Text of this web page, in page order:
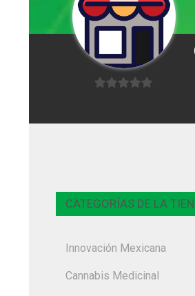
CATEGORÍAS DE LA
Innovación Mexicana
Cannabis Medicinal